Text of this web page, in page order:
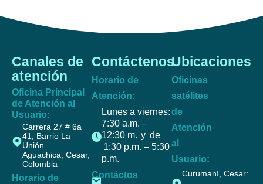
Canales de
atención
Oficina Principal
de Atención al
Usuario:
Carrera 27 # 6a
41, Barrio La
Unión
Aguachica, Cesar,
Colombia
Horario de
Contáctenos
Horario de
Atención:
Lunes a viernes:
7:30 a.m. –
12:30 m. y de
1:30 p.m. – 5:30
p.m.
Contáctos
Ubicaciones
Oficinas
satélites
de
Atención
al
Usuario:
Curumaní, Cesar: